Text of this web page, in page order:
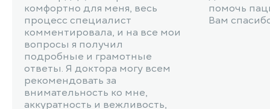
комфортно для меня, весь
процесс специалист
комментировала, и на все мои
вопросы я получил
подробные и грамотные
ответы. Я доктора могу всем
рекомендовать за
внимательность ко мне,
аккуратность и вежливость,
помочь
Вам